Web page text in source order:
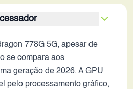
778G 5G, apesar de
se compara aos
geração de 2026. A GPU
pelo processamento gráfico,